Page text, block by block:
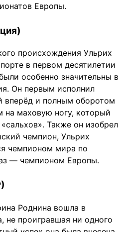
Европы.
происхождения Ульрих
в первом десятилетии
особенно значительны в
Он первым исполнил
вперёд и полным оборотом
на маховую ногу, который
Также он изобрел
чемпион, Ульрих
чемпионом мира по
— чемпионом Европы.
Роднина вошла в
не проигравшая ни одного